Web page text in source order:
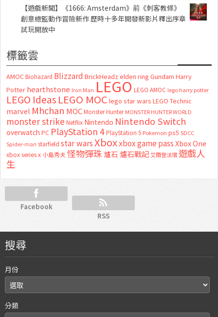
【遊戲新聞】《1666: Amsterdam》前《刺客教條》
創意總監動作冒險新作 歷時十多年開發新影片釋出序章
試玩開放中
標籤雲
AMOC Biohazard Blizzard BrickHeadz elden ring Gundam Harry
Potter hearthstone Iron Man LEGO LEGO AMOC lego harry potter
LEGO Ideas LEGO MOC lego star wars LEGO Technic
marvel Mhchan MOC Monster Hunter MONSTER HUNTER WORLD
monster strike Netflix Nintendo Nintendo Switch
overwatch PC PlayStation 4 PlayStation 5 Pokemon ps5 SDCC
Spider-man starfield star wars Xboxxbox game passXbox One
xbox series x 小島秀夫怪物彈珠 爐石 爐石戰記艾爾登法環 遊戲人
生
Facebook
RSS
搜尋
月份
分類